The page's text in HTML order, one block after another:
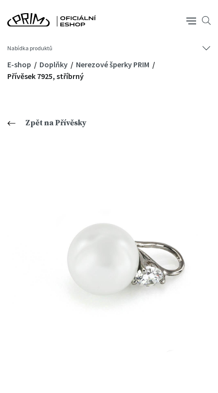
Nabídka produktů
E-shop Doplňky
Nerezové šperky PRIM
Přívěsek 7925, stříbrný
Zpět na Přívěsky